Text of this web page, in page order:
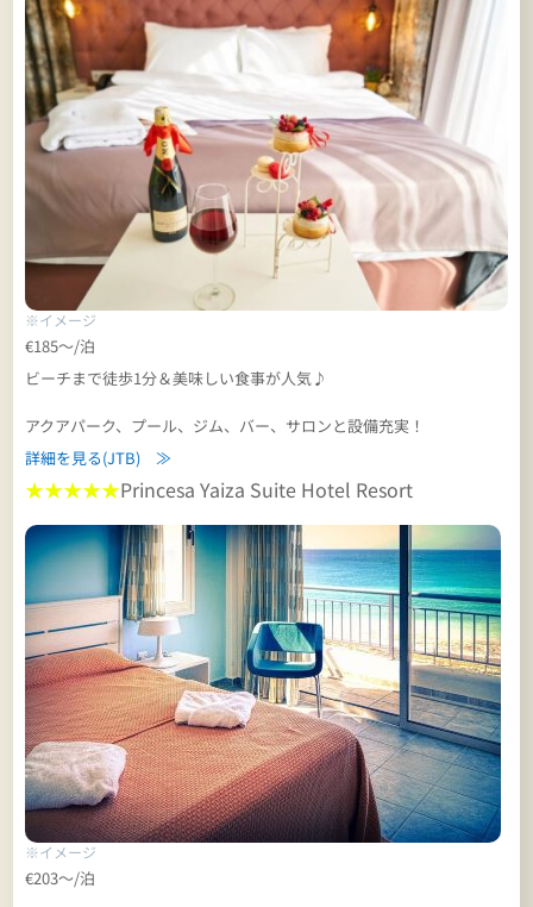
※イメージ
€185～/泊
ビーチまで徒歩1分＆美味しい食事が人気♪
アクアパーク、プール、ジム、バー、サロンと設備充実！
詳細を見る(JTB) ≫
★★★★★Princesa Yaiza Suite Hotel Resort
※イメージ
€203～/泊